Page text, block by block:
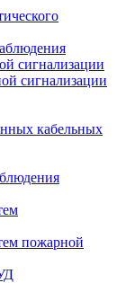
сигнализации
сигнализации
кабельных
пожарной